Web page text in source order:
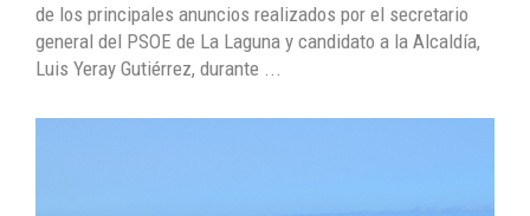
de los principales anuncios realizados por el secretario
general del PSOE de La Laguna y candidato a la Alcaldía,
Luis Yeray Gutiérrez, durante ...